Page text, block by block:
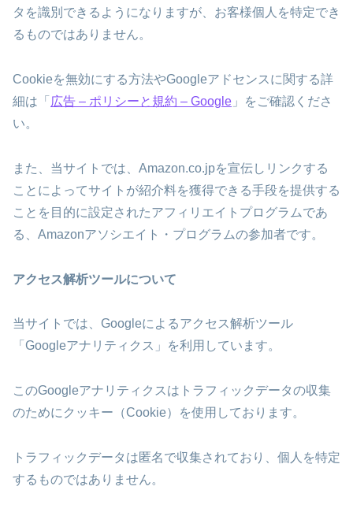
タを識別できるようになりますが、お客様個人を特定でき
るものではありません。
Cookieを無効にする方法やGoogleアドセンスに関する詳
細は「 広告 – ポリシーと規約 – Google 」をご確認くださ
い。
また、当サイトでは、Amazon.co.jpを宣伝しリンクする
ことによってサイトが紹介料を獲得できる手段を提供する
ことを目的に設定されたアフィリエイトプログラムであ
る、Amazonアソシエイト・プログラムの参加者です。
アクセス解析ツールについて
当サイトでは、Googleによるアクセス解析ツール
「Googleアナリティクス」を利用しています。
このGoogleアナリティクスはトラフィックデータの収集
のためにクッキー（Cookie）を使用しております。
トラフィックデータは匿名で収集されており、個人を特定
するものではありません。